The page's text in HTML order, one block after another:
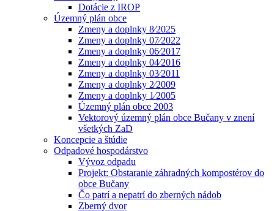
Dotácie z IROP
Územný plán obce
Zmeny a doplnky 8⁄2025
Zmeny a doplnky 07⁄2022
Zmeny a doplnky 06⁄2017
Zmeny a doplnky 04⁄2016
Zmeny a doplnky 03⁄2011
Zmeny a doplnky 2⁄2009
Zmeny a doplnky 1⁄2005
Územný plán obce 2003
Vektorový územný plán obce Bučany v znení
všetkých ZaD
Koncepcie a štúdie
Odpadové hospodárstvo
Vývoz odpadu
Projekt: Obstaranie záhradných kompostérov do
obce Bučany
Čo patrí a nepatrí do zberných nádob
Zberný dvor